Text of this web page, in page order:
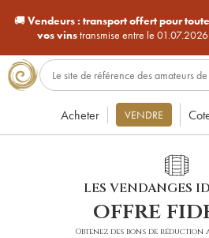
🚚Vendeurs : transport offert pour
vos vinstransmise entre le
Acheter VENDRE
LES VENDANGES
offre
Obtenez des bons de réduction